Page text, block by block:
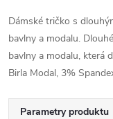
Dámské tričko s
bavlny a modalu.
bavlny a modalu, která
Birla Modal, 3%
Parametry produktu